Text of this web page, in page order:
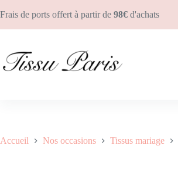
35.90€ 100 en stock
Frais de ports offert à partir de 98€ d'achats
Accueil Nos occasions Tissus mariage